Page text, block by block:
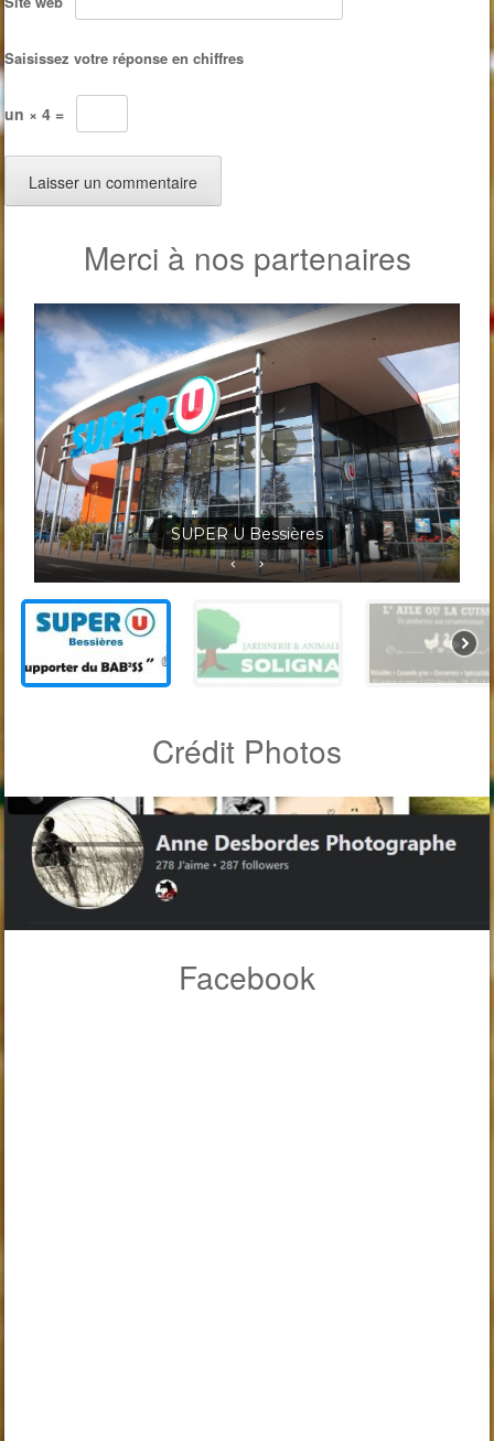
Saisissez votre réponse en chiffres
un × 4 =
Merci à nos partenaires
Jardineris Solignac Bessières
Crédit Photos
Facebook